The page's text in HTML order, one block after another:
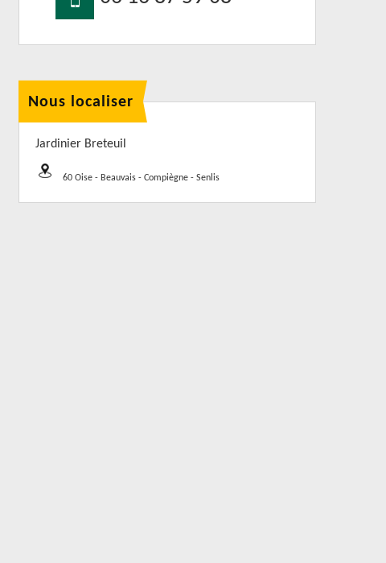
Nous localiser
Jardinier Breteuil
60 Oise - Beauvais - Compiègne - Senlis